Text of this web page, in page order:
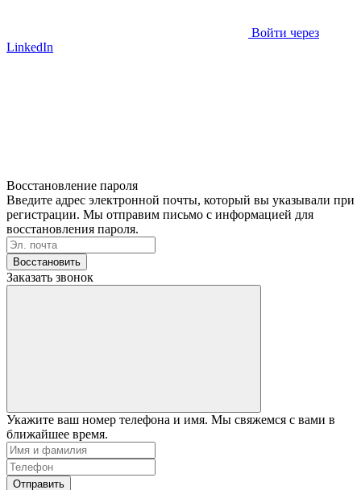
Войти через
LinkedIn
Восстановление пароля
Введите адрес электронной почты, который вы указывали при
регистрации. Мы отправим письмо с информацией для
восстановления пароля.
Восстановить
Заказать звонок
Укажите ваш номер телефона и имя. Мы свяжемся с вами в
ближайшее время.
Отправить